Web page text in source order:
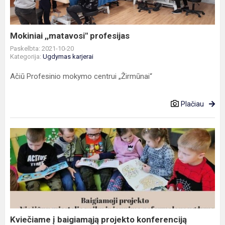
Mokiniai ,,matavosi" profesijas
Paskelbta: 2021-10-20
Kategorija: Ugdymas karjerai
Ačiū Profesinio mokymo centrui „Žirmūnai“
Plačiau
Kviečiame
į
baigiamąją
projekto
konferenciją
Kviečiame į baigiamąją projekto konferenciją